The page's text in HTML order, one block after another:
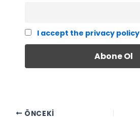
I accept the privacy policy
ÖNCEKI